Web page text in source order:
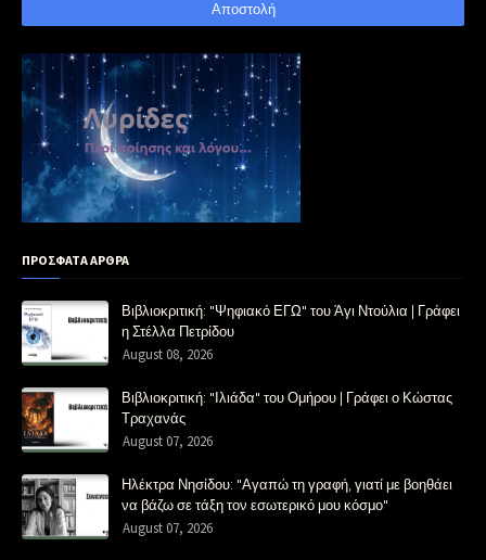
ΠΡΟΣΦΑΤΑ ΑΡΘΡΑ
Βιβλιοκριτική: "Ψηφιακό ΕΓΩ" του Άγι Ντούλια | Γράφει
η Στέλλα Πετρίδου
August 08, 2026
Βιβλιοκριτική: "Ιλιάδα" του Ομήρου | Γράφει ο Κώστας
Τραχανάς
August 07, 2026
Ηλέκτρα Νησίδου: "Αγαπώ τη γραφή, γιατί με βοηθάει
να βάζω σε τάξη τον εσωτερικό μου κόσμο"
August 07, 2026